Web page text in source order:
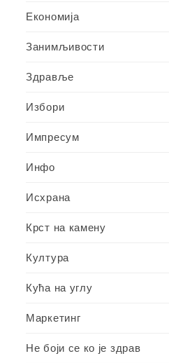
Економија
Занимљивости
Здравље
Избори
Импресум
Инфо
Исхрана
Крст на камену
Култура
Кућа на углу
Маркетинг
Не боји се ко је здрав